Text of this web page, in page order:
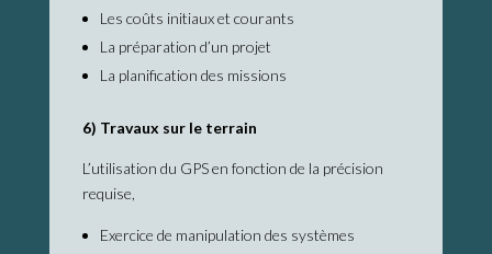
Les coûts initiaux et courants
La préparation d’un projet
La planification des missions
6) Travaux sur le terrain
L’utilisation du GPS en fonction de la précision
requise,
Exercice de manipulation des systèmes